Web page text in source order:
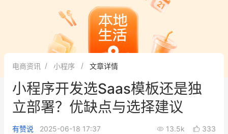
有赞专家说
新零售最佳实践
面对面聊增长
新零售大会 新零售茶会
电商资讯 小程序 文章详情
小程序开发选Saas模板还是独
立部署？优缺点与选择建议
有赞说 2025-06-18 17:37 13.5k 333